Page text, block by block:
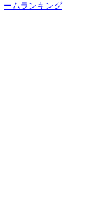
ームランキング